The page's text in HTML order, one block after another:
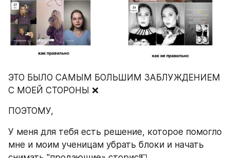
ЭТО БЫЛО САМЫМ БОЛЬШИМ ЗАБЛУЖДЕНИЕМ
С МОЕЙ СТОРОНЫ ❌
ПОЭТОМУ,
У меня для тебя есть решение, которое помогло
мне и моим ученицам убрать блоки и начать